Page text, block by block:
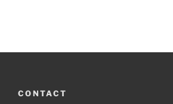
CONTACT